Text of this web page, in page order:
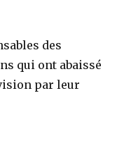
des
qui ont abaissé
par leur